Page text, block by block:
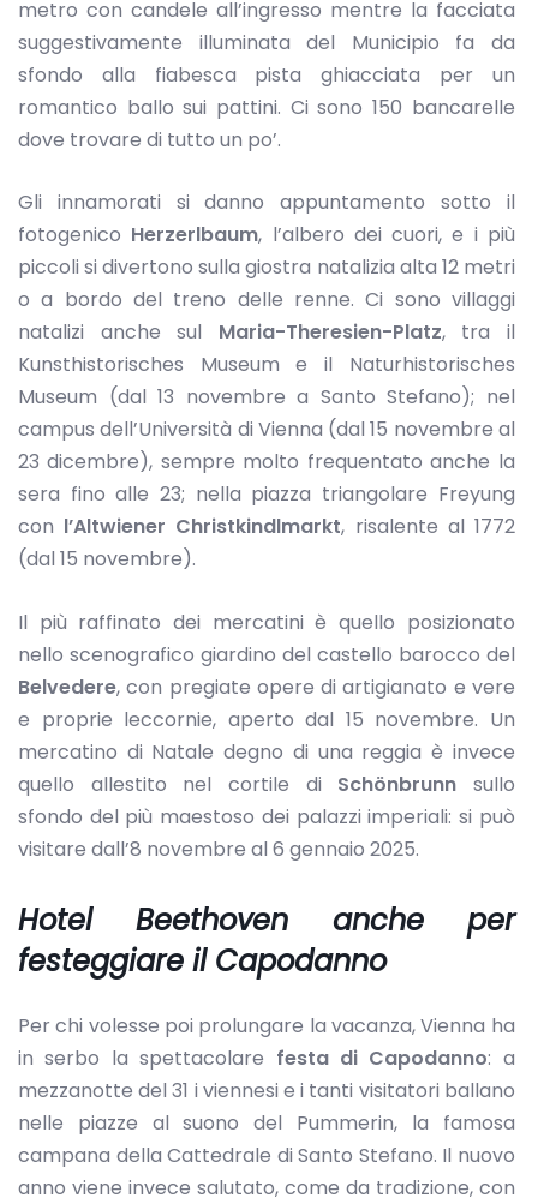
metro con candele all’ingresso mentre la facciata
suggestivamente illuminata del Municipio fa da
sfondo alla fiabesca pista ghiacciata per un
romantico ballo sui pattini. Ci sono 150 bancarelle
dove trovare di tutto un po’.
Gli innamorati si danno appuntamento sotto il
fotogenico Herzerlbaum, l’albero dei cuori, e i più
piccoli si divertono sulla giostra natalizia alta 12 metri
o a bordo del treno delle renne. Ci sono villaggi
natalizi anche sul Maria-Theresien-Platz, tra il
Kunsthistorisches Museum e il Naturhistorisches
Museum (dal 13 novembre a Santo Stefano); nel
campus dell’Università di Vienna (dal 15 novembre al
23 dicembre), sempre molto frequentato anche la
sera fino alle 23; nella piazza triangolare Freyung
con l’Altwiener Christkindlmarkt, risalente al 1772
(dal 15 novembre).
Il più raffinato dei mercatini è quello posizionato
nello scenografico giardino del castello barocco del
Belvedere, con pregiate opere di artigianato e vere
e proprie leccornie, aperto dal 15 novembre. Un
mercatino di Natale degno di una reggia è invece
quello allestito nel cortile di Schönbrunn sullo
sfondo del più maestoso dei palazzi imperiali: si può
visitare dall’8 novembre al 6 gennaio 2025.
Hotel Beethoven anche per
festeggiare il Capodanno
Per chi volesse poi prolungare la vacanza, Vienna ha
in serbo la spettacolare festa di Capodanno: a
mezzanotte del 31 i viennesi e i tanti visitatori ballano
nelle piazze al suono del Pummerin, la famosa
campana della Cattedrale di Santo Stefano. Il nuovo
anno viene invece salutato, come da tradizione, con